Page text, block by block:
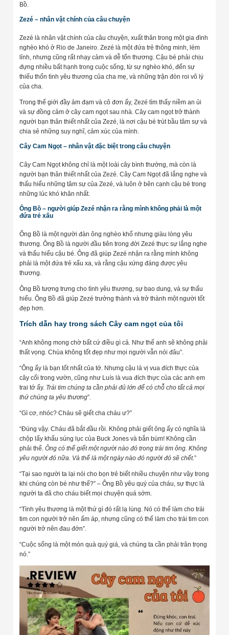
Bồ.
Zezé – nhân vật chính của câu chuyện
Zezé là nhân vật chính của câu chuyện, xuất thân trong một gia đình
nghèo khó ở Rio de Janeiro. Zezé là một đứa trẻ thông minh, lém
lỉnh, nhưng cũng rất nhạy cảm và dễ tổn thương. Cậu bé phải chịu
đựng nhiều bất hạnh trong cuộc sống, từ sự nghèo khó, đến sự
thiếu thốn tình yêu thương của cha mẹ, và những trận đòn roi vô lý
của cha.
Trong thế giới đầy ảm đạm và cô đơn ấy, Zezé tìm thấy niềm an ủi
và sự đồng cảm ở cây cam ngọt sau nhà. Cây cam ngọt trở thành
người bạn thân thiết nhất của Zezé, là nơi cậu bé trút bầu tâm sự và
chia sẻ những suy nghĩ, cảm xúc của mình.
Cây Cam Ngọt – nhân vật đặc biệt trong câu chuyện
Cây Cam Ngọt không chỉ là một loài cây bình thường, mà còn là
người bạn thân thiết nhất của Zezé. Cây Cam Ngọt đã lắng nghe và
thấu hiểu những tâm sự của Zezé, và luôn ở bên cạnh cậu bé trong
những lúc khó khăn nhất.
Ông Bồ – người giúp Zezé nhận ra rằng mình không phải là một
đứa trẻ xấu
Ông Bồ là một người đàn ông nghèo khổ nhưng giàu lòng yêu
thương. Ông Bồ là người đầu tiên trong đời Zezé thực sự lắng nghe
và thấu hiểu cậu bé. Ông đã giúp Zezé nhận ra rằng mình không
phải là một đứa trẻ xấu xa, và rằng cậu xứng đáng được yêu
thương.
Ông Bồ tượng trưng cho tình yêu thương, sự bao dung, và sự thấu
hiểu. Ông Bồ đã giúp Zezé trưởng thành và trở thành một người tốt
đẹp hơn.
Trích dẫn hay trong sách Cây cam ngọt của tôi
“Anh không mong chờ bất cứ điều gì cả. Như thế anh sẽ không phải
thất vọng. Chúa không tốt đẹp như mọi người vẫn nói đâu”.
“Ông ấy là bạn tốt nhất của tớ. Nhưng cậu là vị vua đích thực của
cây cối trong vườn, cũng như Luís là vua đích thực của các anh em
trai tớ ấy. Trái tim chúng ta cần phải đủ lớn để có chỗ cho tất cả mọi
thứ chúng ta yêu thương”.
“Gì cơ, nhóc? Cháu sẽ giết cha cháu ư?”
“Đúng vậy. Cháu đã bắt đầu rồi. Không phải giết ông ấy có nghĩa là
chộp lấy khẩu súng lục của Buck Jones và bắn bùm! Không cần
phải thế.Ông có thể giết một người nào đó trong trái tim ông. Không
yêu người đó nữa. Và thế là một ngày nào đó người đó sẽ chết.”
“Tại sao người ta lại nói cho bọn trẻ biết nhiều chuyện như vậy trong
khi chúng còn bé như thế?” – Ông Bồ yêu quý của cháu, sự thực là
người ta đã cho cháu biết mọi chuyện quá sớm.
“Tình yêu thương là một thứ gì đó rất lạ lùng. Nó có thể làm cho trái
tim con người trở nên ấm áp, nhưng cũng có thể làm cho trái tim con
người trở nên đau đớn”.
“Cuộc sống là một món quà quý giá, và chúng ta cần phải trân trọng
nó.”